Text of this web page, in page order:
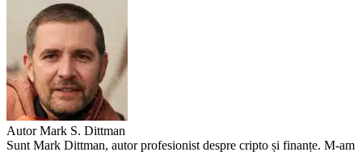
Autor Mark S. Dittman
Sunt Mark Dittman, autor profesionist despre cripto și finanțe. M-am